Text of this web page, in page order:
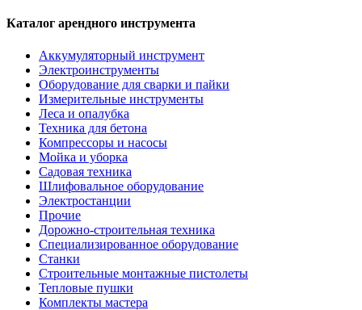
Каталог арендного инструмента
Аккумуляторный инструмент
Электроинструменты
Оборудование для сварки и пайки
Измерительные инструменты
Леса и опалубка
Техника для бетона
Компрессоры и насосы
Мойка и уборка
Садовая техника
Шлифовальное оборудование
Электростанции
Прочие
Дорожно-строительная техника
Специализированное оборудование
Станки
Строительные монтажные пистолеты
Тепловые пушки
Комплекты мастера